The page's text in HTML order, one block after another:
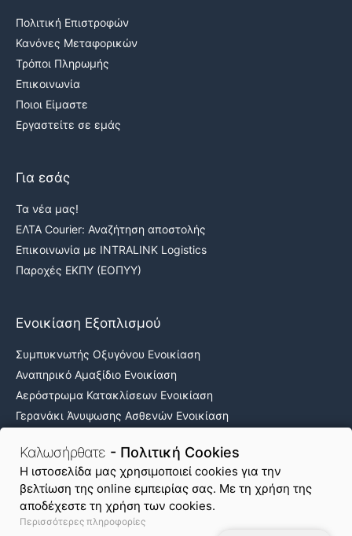
Καλωσήρθατε - Πολιτική Cookies
H ιστοσελίδα μας χρησιμοποιεί cookies για την
βελτίωση της online εμπειρίας σας. Με τη χρήση της
αποδέχεστε τη χρήση των cookies.
Περισσότερες πληροφορίες
Πολιτική Επιστροφών
Κανόνες Μεταφορικών
Τρόποι Πληρωμής
Επικοινωνία
Ποιοι Είμαστε
Εργαστείτε σε εμάς
Για εσάς
Τα νέα μας!
ΕΛΤΑ Courier: Αναζήτηση αποστολής
Επικοινωνία με INTRALINK Logistics
Παροχές ΕΚΠΥ (ΕΟΠΥΥ)
Ενοικίαση Εξοπλισμού
Συμπυκνωτής Οξυγόνου Ενοικίαση
Αναπηρικό Αμαξίδιο Ενοικίαση
Αερόστρωμα Κατακλίσεων Ενοικίαση
Γερανάκι Άνυψωσης Ασθενών Ενοικίαση
Όροι Χρήσης & Απόρρητο
Πολιτική Cookies
Χάρτης Ιστοτόπου